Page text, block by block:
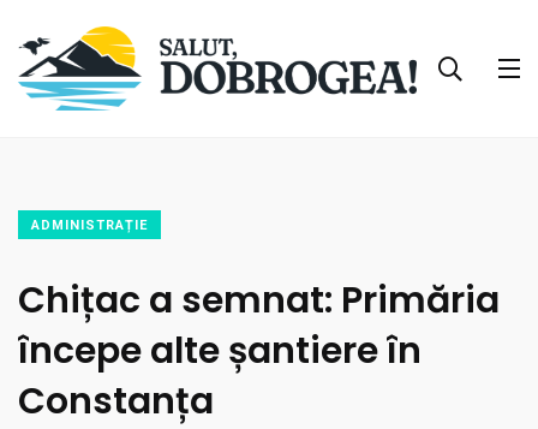
ADMINISTRAȚIE
Chițac a semnat: Primăria
începe alte șantiere în
Constanța